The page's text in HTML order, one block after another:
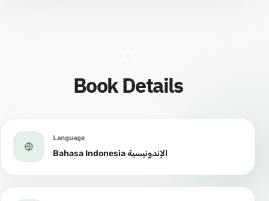
Book Details
Language
Bahasa Indonesia الإندونيسية